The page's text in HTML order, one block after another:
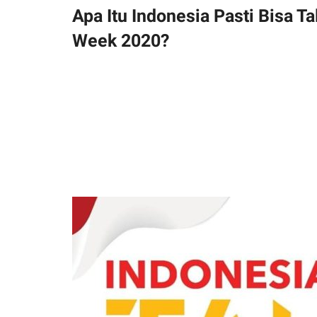
Apa Itu Indonesia Pasti Bisa
Week 2020?